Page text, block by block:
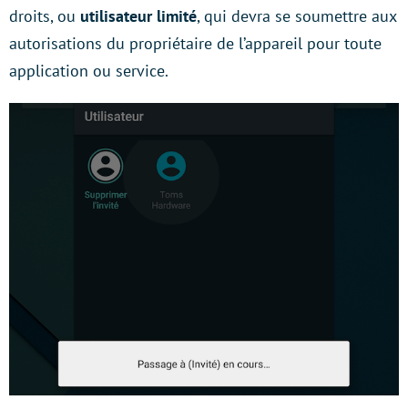
droits, ou utilisateur limité, qui devra se soumettre aux
autorisations du propriétaire de l’appareil pour toute
application ou service.